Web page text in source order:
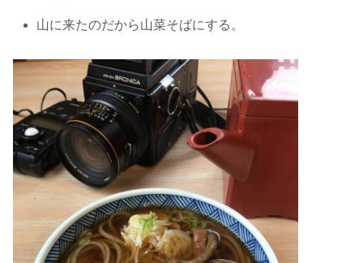
山に来たのだから山菜そばにする。